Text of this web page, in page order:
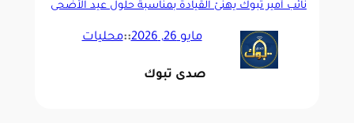
نائب أمير تبوك يهنئ القيادة بمناسبة حلول عيد الأضحى
مايو 26, 2026 ::محليات
صدى تبوك